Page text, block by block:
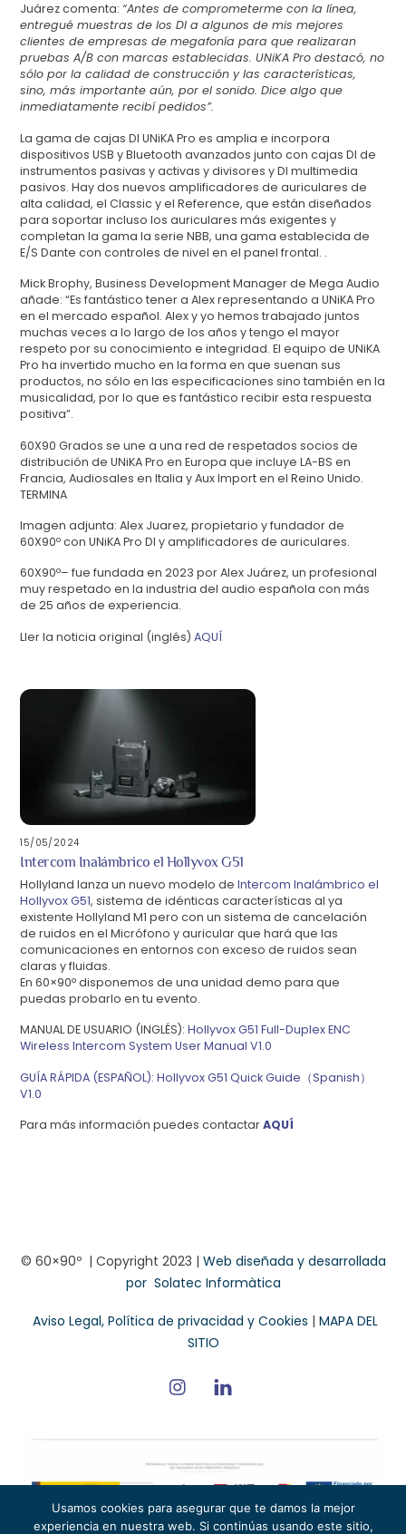
Juárez comenta:“Antes de comprometerme con la línea,
entregué muestras de los DI a algunos de mis mejores
clientes de empresas de megafonía para que realizaran
pruebas A/B con marcas establecidas. UNiKA Pro destacó, no
sólo por la calidad de construcción y las características,
sino, más importante aún, por el sonido. Dice algo que
inmediatamente recibí pedidos”.
La gama de cajas DI UNiKA Pro es amplia e incorpora
dispositivos USB y Bluetooth avanzados junto con cajas DI de
instrumentos pasivas y activas y divisores y DI multimedia
pasivos. Hay dos nuevos amplificadores de auriculares de
alta calidad, el Classic y el Reference, que están diseñados
para soportar incluso los auriculares más exigentes y
completan la gama la serie NBB, una gama establecida de
E/S Dante con controles de nivel en el panel frontal. .
Mick Brophy, Business Development Manager de Mega Audio
añade: “Es fantástico tener a Alex representando a UNiKA Pro
en el mercado español. Alex y yo hemos trabajado juntos
muchas veces a lo largo de los años y tengo el mayor
respeto por su conocimiento e integridad. El equipo de UNiKA
Pro ha invertido mucho en la forma en que suenan sus
productos, no sólo en las especificaciones sino también en la
musicalidad, por lo que es fantástico recibir esta respuesta
positiva”.
60X90 Grados se une a una red de respetados socios de
distribución de UNiKA Pro en Europa que incluye LA-BS en
Francia, Audiosales en Italia y Aux Import en el Reino Unido.
TERMINA
Imagen adjunta: Alex Juarez, propietario y fundador de
60X90º con UNiKA Pro DI y amplificadores de auriculares.
60X90º– fue fundada en 2023 por Alex Juárez, un profesional
muy respetado en la industria del audio española con más
de 25 años de experiencia.
Ller la noticia original (inglés)AQUÍ
15/05/2024
Intercom Inalámbrico el Hollyvox G51
Hollyland lanza un nuevo modelo deIntercom Inalámbrico el
Hollyvox G51, sistema de idénticas características al ya
existente Hollyland M1 pero con un sistema de cancelación
de ruidos en el Micrófono y auricular que hará que las
comunicaciones en entornos con exceso de ruidos sean
claras y fluidas.
En 60×90º disponemos de una unidad demo para que
puedas probarlo en tu evento.
MANUAL DE USUARIO (INGLÉS):Hollyvox G51 Full-Duplex ENC
Wireless Intercom System User Manual V1.0
GUÍA RÁPIDA (ESPAÑOL): Hollyvox G51 Quick Guide（Spanish）
V1.0
Para más información puedes contactarAQUÍ
© 60×90º | Copyright 2023 | Web diseñada y desarrollada
por Solatec Informàtica
Aviso Legal, Política de privacidad y Cookies | MAPA DEL
SITIO
Intercomunicadores profesionales Intercomunicadores
Usamos cookies para asegurar que te damos la mejor
experiencia en nuestra web. Si continúas usando este sitio,